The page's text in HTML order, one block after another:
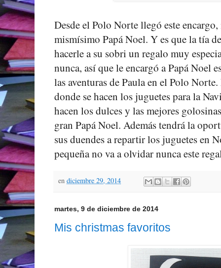
Desde el Polo Norte llegó este
mismísimo Papá Noel. Y es que la tía
hacerle a su sobri un regalo muy
nunca, así que le encargó a Papá Noel
las aventuras de Paula en el Polo
donde se hacen los juguetes para la
hacen los dulces y las mejores
gran Papá Noel. Además tendrá la
sus duendes a repartir los juguetes en
pequeña no va a olvidar nunca este
en diciembre 29, 2014
martes, 9 de diciembre de 2014
Mis christmas favoritos